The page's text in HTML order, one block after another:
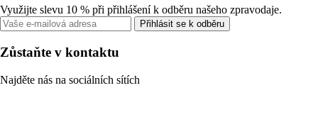
Využijte slevu 10 % při přihlášení k odběru našeho zpravodaje.
Přihlásit se k odběru
Zůstaňte v kontaktu
Najděte nás na sociálních sítích